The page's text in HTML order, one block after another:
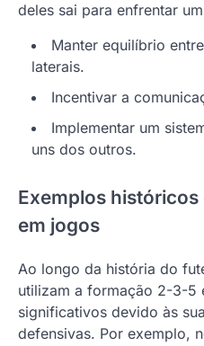
deles sai para enfrentar
Manter equilíbrio
laterais.
Incentivar a
Implementar um
uns dos outros.
Exemplos
em jogos
Ao longo da história do
utilizam a formação 2-3-5
significativos devido às
defensivas. Por exemplo,